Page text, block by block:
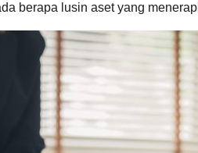
berapa lusin aset yang